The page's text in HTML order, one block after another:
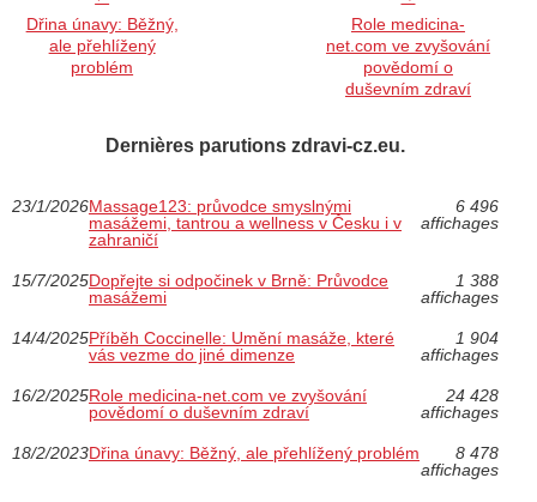
Dřina únavy: Běžný,
ale přehlížený
problém
Role medicina-
net.com ve zvyšování
povědomí o
duševním zdraví
Dernières parutions zdravi-cz.eu.
23/1/2026Massage123: průvodce smyslnými
masážemi, tantrou a wellness v Česku i v
zahraničí
6 496
affichages
15/7/2025Dopřejte si odpočinek v Brně: Průvodce
masážemi
1 388
affichages
14/4/2025Příběh Coccinelle: Umění masáže, které
vás vezme do jiné dimenze
1 904
affichages
16/2/2025Role medicina-net.com ve zvyšování
povědomí o duševním zdraví
24 428
affichages
18/2/2023Dřina únavy: Běžný, ale přehlížený problém
8 478
affichages